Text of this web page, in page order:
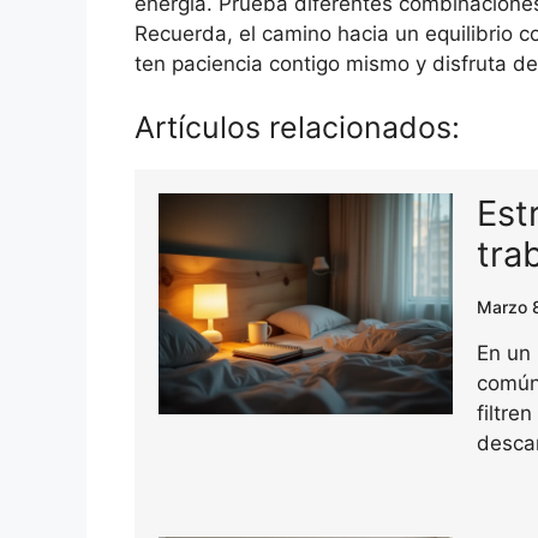
Recuerda, el camino hacia un equilibrio
ten paciencia contigo mismo y disfruta
Artículos relacionados:
Marzo
En
filtren